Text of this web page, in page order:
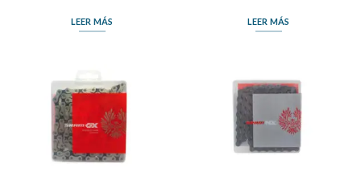
LEER MÁS LEER MÁS